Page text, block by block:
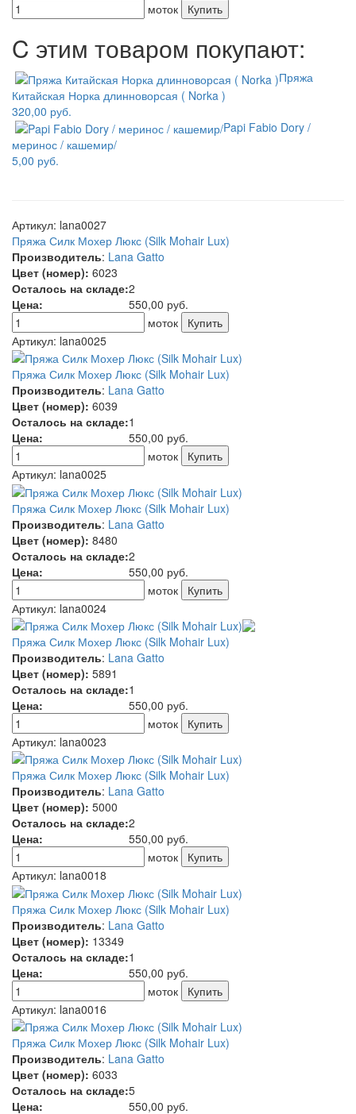
моток
C этим товаром покупают:
Пряжа
Китайская Норка длинноворсая ( Norka )
320,00 руб.
Papi Fabio Dory /
меринос / кашемир/
5,00 руб.
Артикул: lana0027
Пряжа Силк Мохер Люкс (Silk Mohair Lux)
Производитель: Lana Gatto
Цвет (номер): 6023
Осталось на складе:2
Цена:
550,00 руб.
моток
Артикул: lana0025
Пряжа Силк Мохер Люкс (Silk Mohair Lux)
Производитель: Lana Gatto
Цвет (номер): 6039
Осталось на складе:1
Цена:
550,00 руб.
моток
Артикул: lana0025
Пряжа Силк Мохер Люкс (Silk Mohair Lux)
Производитель: Lana Gatto
Цвет (номер): 8480
Осталось на складе:2
Цена:
550,00 руб.
моток
Артикул: lana0024
Пряжа Силк Мохер Люкс (Silk Mohair Lux)
Производитель: Lana Gatto
Цвет (номер): 5891
Осталось на складе:1
Цена:
550,00 руб.
моток
Артикул: lana0023
Пряжа Силк Мохер Люкс (Silk Mohair Lux)
Производитель: Lana Gatto
Цвет (номер): 5000
Осталось на складе:2
Цена:
550,00 руб.
моток
Артикул: lana0018
Пряжа Силк Мохер Люкс (Silk Mohair Lux)
Производитель: Lana Gatto
Цвет (номер): 13349
Осталось на складе:1
Цена:
550,00 руб.
моток
Артикул: lana0016
Пряжа Силк Мохер Люкс (Silk Mohair Lux)
Производитель: Lana Gatto
Цвет (номер): 6033
Осталось на складе:5
Цена:
550,00 руб.